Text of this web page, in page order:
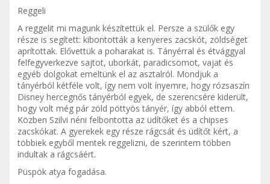
Reggeli
A reggelit mi magunk készítettük el. Persze a szülők egy
része is segített: kibontották a kenyeres zacskót, zöldséget
aprítottak. Elővettük a poharakat is. Tányérral és étvággyal
felfegyverkezve sajtot, uborkát, paradicsomot, vajat és
egyéb dolgokat emeltünk el az asztalról. Mondjuk a
tányérból kétféle volt, így nem volt ínyemre, hogy rózsaszín
Disney hercegnős tányérból egyek, de szerencsére kiderült,
hogy volt még pár zöld pöttyös tányér, így abból ettem.
Közben Szilvi néni felbontotta az üdítőket és a chipses
zacskókat. A gyerekek egy része rágcsát és üdítőt kért, a
többiek egyből mentek reggelizni, de szerintem többen
indultak a rágcsáért.
Püspök atya fogadása.